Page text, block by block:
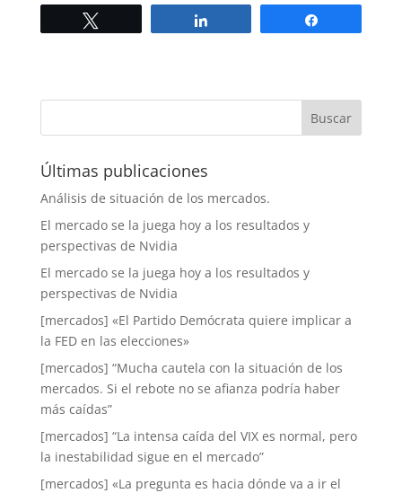
Últimas publicaciones
Análisis de situación de los mercados.
El mercado se la juega hoy a los resultados y
perspectivas de Nvidia
El mercado se la juega hoy a los resultados y
perspectivas de Nvidia
[mercados] «El Partido Demócrata quiere implicar a
la FED en las elecciones»
[mercados] “Mucha cautela con la situación de los
mercados. Si el rebote no se afianza podría haber
más caídas”
[mercados] “La intensa caída del VIX es normal, pero
la inestabilidad sigue en el mercado”
[mercados] «La pregunta es hacia dónde va a ir el